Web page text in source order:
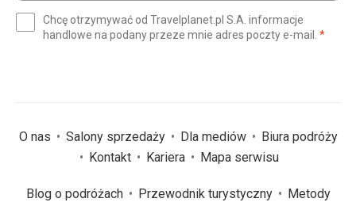
(wymagane)
Chcę otrzymywać od Travelplanet.pl S.A. informacje
handlowe na podany przeze mnie adres poczty e-mail. *
O nas Salony sprzedaży Dla mediów
Biura podróży
Kontakt
Kariera Mapa serwisu
Blog o podróżach Przewodnik turystyczny
Metody